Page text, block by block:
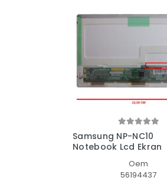
Samsung NP-NC10
Notebook Lcd Ekran
Oem
56194437